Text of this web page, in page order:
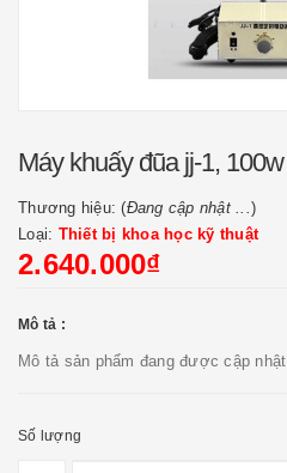
Máy khuấy đũa jj-1, 100w
Thương hiệu: (Đang cập nhật ...)
Loại: Thiết bị khoa học kỹ thuật
2.640.000₫
Mô tả :
Mô tả sản phẩm đang được cập nhật
Số lượng